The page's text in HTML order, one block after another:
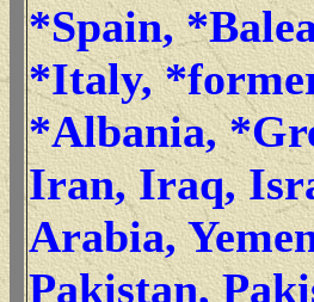
*Spain,
*Italy,
*Albania,
Iran, Iraq,
Arabia,
Pakistan,